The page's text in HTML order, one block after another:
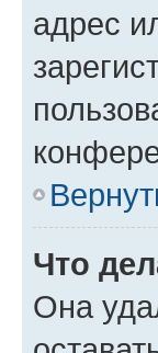
адрес
Что
Она